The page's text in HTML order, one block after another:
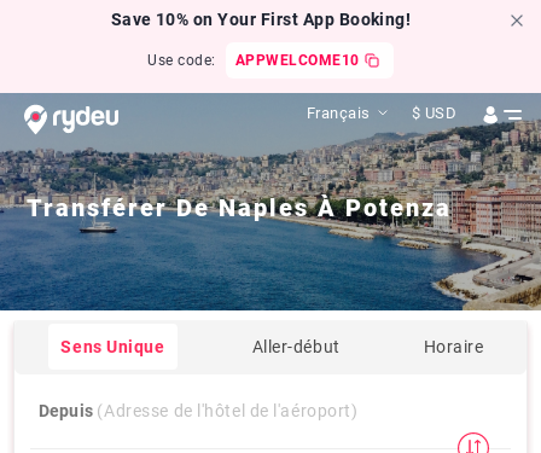
Save 10% on Your First App Booking!
Use code: APPWELCOME10
Français $ USD
Transférer De Naples À Potenza
Sens Unique Aller-début Horaire
Depuis (Adresse de l'hôtel de l'aéroport)